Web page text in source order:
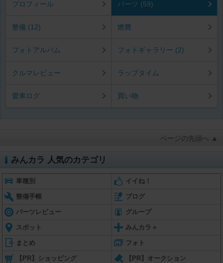
プロフィール パーツ (59)
整備 (12) 燃費
フォトアルバム フォトギャラリー (2)
クルマレビュー ラップタイム
愛車ログ 買い物
ページの先頭へ ▲
みんカラ 人気のカテゴリ
車種別 イイね！
整備手帳 ブログ
パーツレビュー グループ
スポット みんカラ＋
まとめ フォト
【PR】ショッピング 【PR】オークション